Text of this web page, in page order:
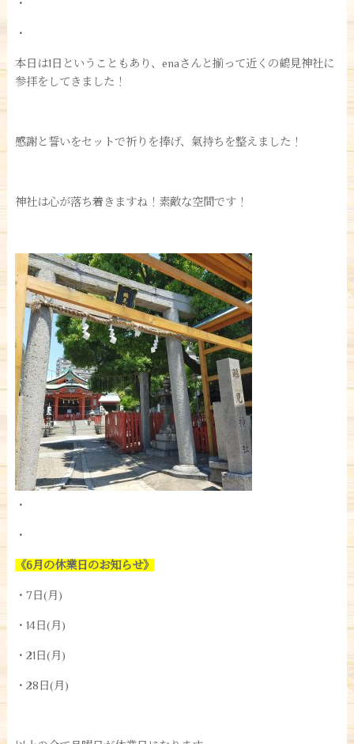
・
・
本日は1日ということもあり、enaさんと揃って近くの鶴見神社に
参拝をしてきました！
感謝と誓いをセットで祈りを捧げ、氣持ちを整えました！
神社は心が落ち着きますね！素敵な空間です！
・
・
《6月の休業日のお知らせ》
・7日(月)
・14日(月)
・21日(月)
・28日(月)